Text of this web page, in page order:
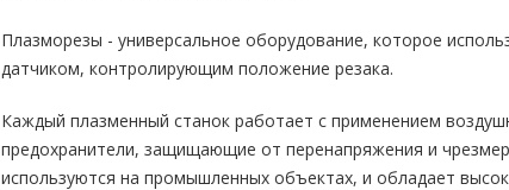
Плазморезы - универсальное оборудование, которое
датчиком, контролирующим положение резака.
Каждый плазменный станок работает с применением
предохранители, защищающие от перенапряжения и
используются на промышленных объектах, и обладает